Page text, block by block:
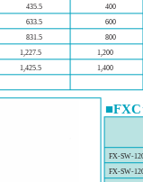
400
435.5
600
633.5
800
831.5
1,200
1,227.5
1,400
1,425.5
FX-SW-
FX-SW-